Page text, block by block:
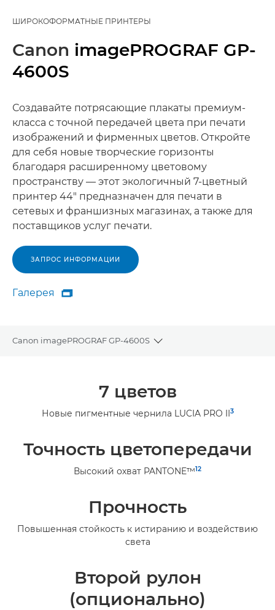
ШИРОКОФОРМАТНЫЕ ПРИНТЕРЫ
Canon imagePROGRAF GP-
4600S
Создавайте потрясающие плакаты премиум-
класса с точной передачей цвета при печати
изображений и фирменных цветов. Откройте
для себя новые творческие горизонты
благодаря расширенному цветовому
пространству — этот экологичный 7-цветный
принтер 44" предназначен для печати в
сетевых и франшизных магазинах, а также для
поставщиков услуг печати.
ЗАПРОС ИНФОРМАЦИИ
Галерея
Галерея

Canon imagePROGRAF GP-4600S
Toggle breadcrumbs
Технические характеристики7 цветов
Новые пигментные чернила LUCIA PRO II3
Точность цветопередачи
Высокий охват PANTONE™12
Прочность
Повышенная стойкость к истиранию и воздействию
света
Второй рулон
(опционально)